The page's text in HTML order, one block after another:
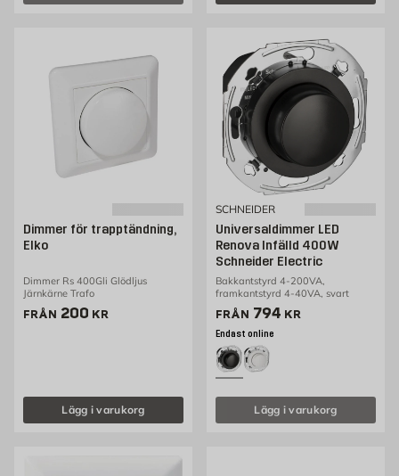
Dimmer för trapptändning,
Elko
Dimmer Rs 400Gli Glödljus
Järnkärne Trafo
FRÅN Pris 200 kr
200 KR
Lägg i varukorg
SCHNEIDER
Universaldimmer LED
Renova Infälld 400W
Schneider Electric
Bakkantstyrd 4-200VA,
framkantstyrd 4-40VA, svart
FRÅN Pris 794 kr
794 KR
Endast online
Lägg i varukorg